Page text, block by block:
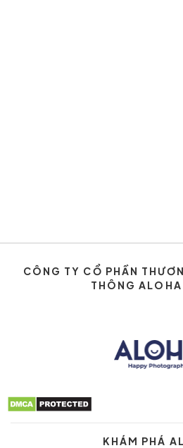
CÔNG TY CỔ PHẦN
THÔNG
KHÁM PHÁ